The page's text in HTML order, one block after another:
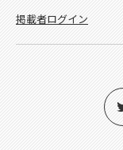
掲載者ログイン